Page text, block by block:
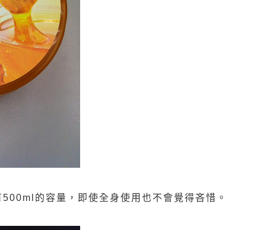
500ml 的容量，即使全身使用也不會覺得吝惜。